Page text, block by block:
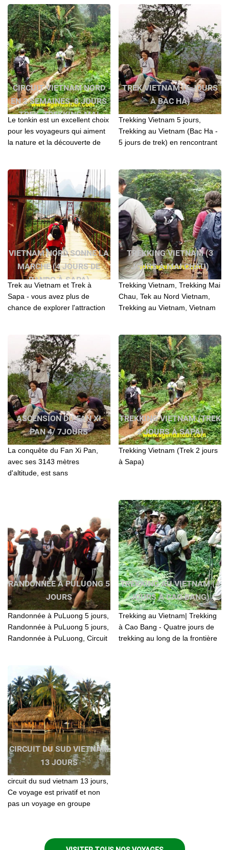
au Vietnam
traditionnels...
CIRCUIT VIETNAM NORD
EN 2 SEMAINES, 8 JOURS
TREK, TREKKING MAI
CHAU ET PU LUONG
Le tonkin est un excellent choix
pour les voyageurs qui aiment
la nature et la découverte de
TREK VIETNAM (5 JOURS
À BAC HA)
Trekking Vietnam 5 jours,
Trekking au Vietnam (Bac Ha -
5 jours de trek) en rencontrant
VIETNAM NORD SONNE LA
MARCHE (4 JOURS DE
RANDO À SAPA)
Trek au Vietnam et Trek à
Sapa - vous avez plus de
chance de explorer l'attraction
minorités
TREKKING VIETNAM (3
JOURS À MAI CHAU)
Trekking Vietnam, Trekking Mai
Chau, Tek au Nord Vietnam,
Trekking au Vietnam, Vietnam
ASCENSION DU FAN XI
PAN 4/ 7JOURS
La conquête du Fan Xi Pan,
avec ses 3143 mètres
d'altitude, est sans
TREKKING VIETNAM (TREK
2 JOURS À SAPA)
Trekking Vietnam (Trek 2 jours
à Sapa)
RANDONNÉE À PULUONG 5
JOURS
Randonnée à PuLuong 5 jours,
Randonnée à PuLuong 5 jours,
Randonnée à PuLuong, Circuit
PuLuong 5 jours
TREKKING AU VIETNAM (4
JOURS À CAO BANG)
Trekking au Vietnam| Trekking
à Cao Bang - Quatre jours de
trekking au long de la frontière
CIRCUIT DU SUD VIETNAM
13 JOURS
circuit du sud vietnam 13 jours,
Ce voyage est privatif et non
pas un voyage en groupe
propre rythme